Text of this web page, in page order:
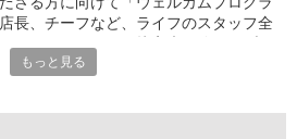
長、チーフなど、ライフのスタッフ全
とても親切に受け入れてもらえ、不安
もっと見る